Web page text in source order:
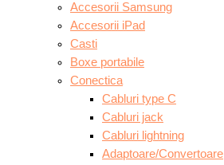
Accesorii Samsung
Accesorii iPad
Casti
Boxe portabile
Conectica
Cabluri type C
Cabluri jack
Cabluri lightning
Adaptoare/Convertoare